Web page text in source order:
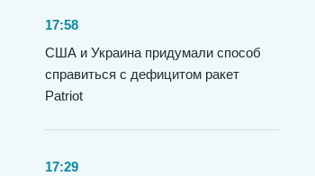
17:58
США и Украина придумали способ
справиться с дефицитом ракет
Patriot
17:29